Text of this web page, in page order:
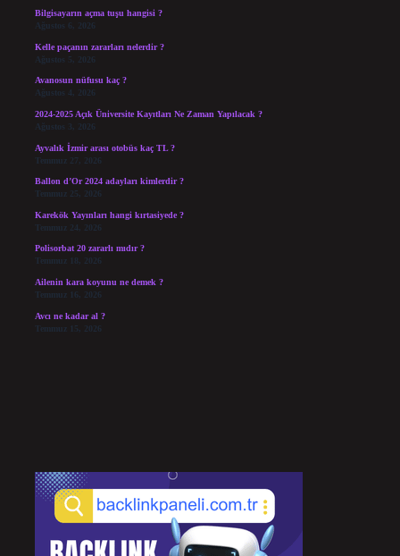
Bilgisayarın açma tuşu hangisi ?
Ağustos 6, 2026
Kelle paçanın zararları nelerdir ?
Ağustos 5, 2026
Avanosun nüfusu kaç ?
Ağustos 4, 2026
2024-2025 Açık Üniversite Kayıtları Ne Zaman Yapılacak ?
Ağustos 3, 2026
Ayvalık İzmir arası otobüs kaç TL ?
Temmuz 27, 2026
Ballon d’Or 2024 adayları kimlerdir ?
Temmuz 25, 2026
Karekök Yayınları hangi kırtasiyede ?
Temmuz 24, 2026
Polisorbat 20 zararlı mıdır ?
Temmuz 18, 2026
Ailenin kara koyunu ne demek ?
Temmuz 16, 2026
Avcı ne kadar al ?
Temmuz 15, 2026